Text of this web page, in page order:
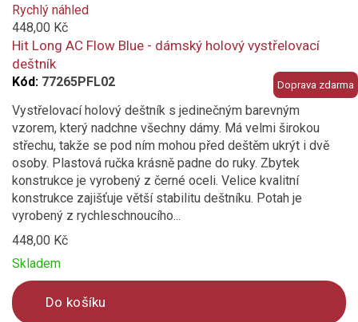
added
to
compare
Doprava zdarma
Rychlý náhled
448,00 Kč
Hit Long AC Flow Blue - dámský holový vystřelovací
deštník
Kód: 77265PFL02
Vystřelovací holový deštník s jedinečným barevným
vzorem, který nadchne všechny dámy. Má velmi širokou
střechu, takže se pod ním mohou před deštěm ukrýt i dvě
osoby. Plastová ručka krásně padne do ruky. Zbytek
konstrukce je vyrobený z černé oceli. Velice kvalitní
konstrukce zajišťuje větší stabilitu deštníku. Potah je
vyrobený z rychleschnoucího...
448,00 Kč
Skladem
Do košíku